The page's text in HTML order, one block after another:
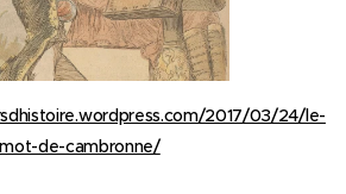
2017/03/24/le-
mot-de-cambronne/